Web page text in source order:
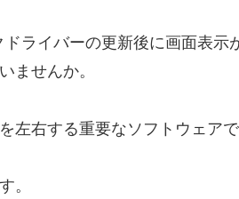
ライバーの更新後に画面表示
ませんか。
左右する重要なソフトウェアで
。